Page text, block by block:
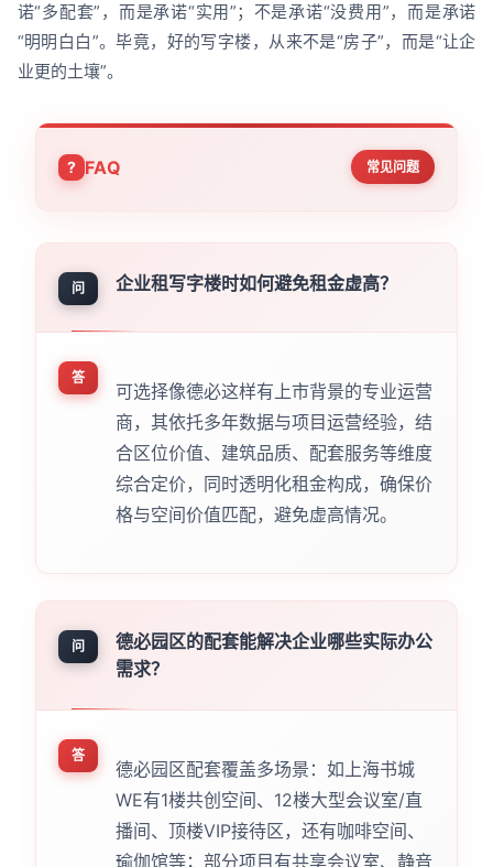
诺“多配套”，而是承诺“实用”；不是承诺“没费用”，而是承诺
“明明白白”。毕竟，好的写字楼，从来不是“房子”，而是“让企
业更的土壤”。
FAQ 常见问题
问 企业租写字楼时如何避免租金虚高？
答
可选择像德必这样有上市背景的专业运营
商，其依托多年数据与项目运营经验，结
合区位价值、建筑品质、配套服务等维度
综合定价，同时透明化租金构成，确保价
格与空间价值匹配，避免虚高情况。
问
德必园区的配套能解决企业哪些实际办公
需求？
答
德必园区配套覆盖多场景：如上海书城
WE有1楼共创空间、12楼大型会议室/直
播间、顶楼VIP接待区，还有咖啡空间、
瑜伽馆等；部分项目有共享会议室、静音